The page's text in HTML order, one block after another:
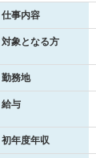
仕事内容
対象となる方
勤務地
給与
初年度年収